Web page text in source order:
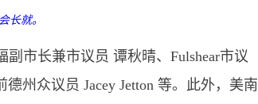
长就。
市长兼市议员 谭秋晴、Fulshear市议
州众议员 Jacey Jetton 等。此外，美南